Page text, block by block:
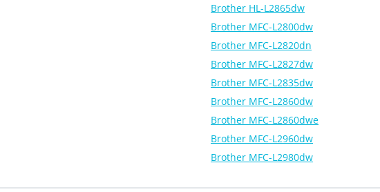
Brother HL-L2865dw
Brother MFC-L2800dw
Brother MFC-L2820dn
Brother MFC-L2827dw
Brother MFC-L2835dw
Brother MFC-L2860dw
Brother MFC-L2860dwe
Brother MFC-L2960dw
Brother MFC-L2980dw